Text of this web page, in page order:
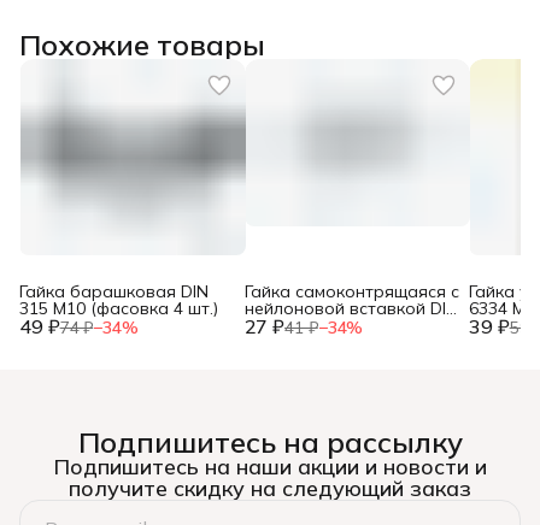
Похожие товары
49 ₽74 ₽−34%
Гайка барашковая DIN
315 М10 (фасовка 4 шт.)
27 ₽41 ₽−34%
Гайка самоконтрящаяся с
нейлоновой вставкой DIN
985 М6 (фасовка 10 шт.) 39 ₽59
Гайка
6334 М8
Подпишитесь на рассылку
Подпишитесь на наши акции и новости и
получите скидку на следующий заказ